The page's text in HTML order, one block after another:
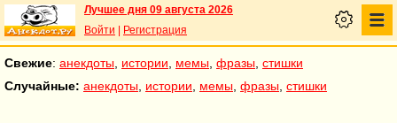
Лучшее дня 09 августа 2026
Войти
Регистрация
Свежие: анекдоты истории мемы фразы стишки
Случайные: анекдоты истории мемы фразы стишки